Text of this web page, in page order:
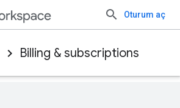
Oturum aç
Billing & subscriptions